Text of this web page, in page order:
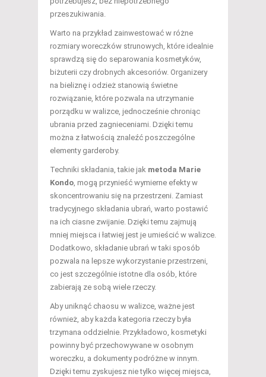
przeszukiwania.
Warto na przykład zainwestować w różne
rozmiary woreczków strunowych, które idealnie
sprawdzą się do separowania kosmetyków,
biżuterii czy drobnych akcesoriów. Organizery
na bieliznę i odzież stanowią świetne
rozwiązanie, które pozwala na utrzymanie
porządku w walizce, jednocześnie chroniąc
ubrania przed zagnieceniami. Dzięki temu
można z łatwością znaleźć poszczególne
elementy garderoby.
Techniki składania, takie jak metoda Marie
Kondo, mogą przynieść wymierne efekty w
skoncentrowaniu się na przestrzeni. Zamiast
tradycyjnego składania ubrań, warto postawić
na ich ciasne zwijanie. Dzięki temu zajmują
mniej miejsca i łatwiej jest je umieścić w walizce.
Dodatkowo, składanie ubrań w taki sposób
pozwala na lepsze wykorzystanie przestrzeni,
co jest szczególnie istotne dla osób, które
zabierają ze sobą wiele rzeczy.
Aby uniknąć chaosu w walizce, ważne jest
również, aby każda kategoria rzeczy była
trzymana oddzielnie. Przykładowo, kosmetyki
powinny być przechowywane w osobnym
woreczku, a dokumenty podróżne w innym.
Dzięki temu zyskujesz nie tylko więcej miejsca,